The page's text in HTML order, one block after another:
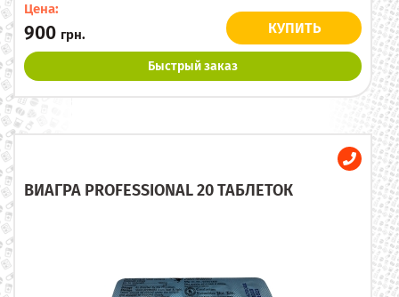
Цена:
900 грн. КУПИТЬ
Быстрый заказ
ВИАГРА PROFESSIONAL 20 ТАБЛЕТОК